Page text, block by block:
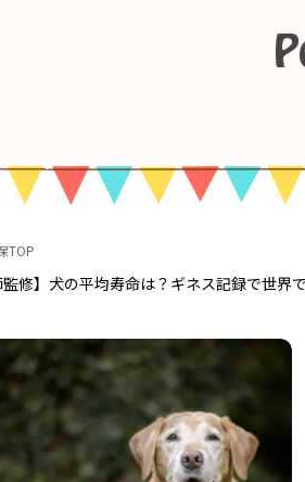
TOP
監修】犬の平均寿命は？ギネス記録で世界